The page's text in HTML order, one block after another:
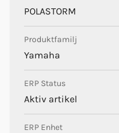
POLASTORM
Produktfamilj
Yamaha
ERP Status
Aktiv artikel
ERP Enhet